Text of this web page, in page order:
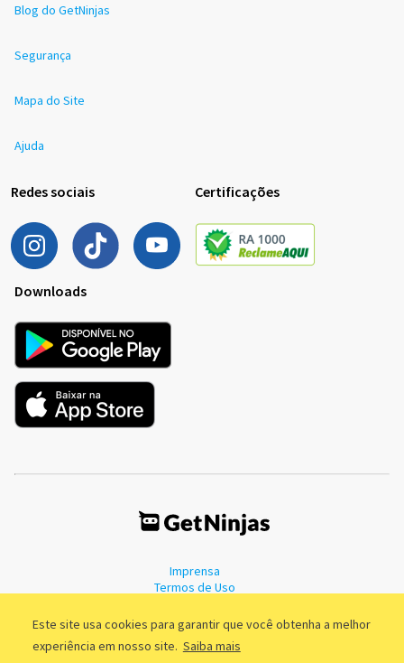
Este site usa cookies para garantir que você obtenha a melhor
experiência em nosso site. Saiba mais
Blog do GetNinjas
Segurança
Mapa do Site
Ajuda
Redes sociais Certificações
Downloads
Imprensa
Termos de Uso